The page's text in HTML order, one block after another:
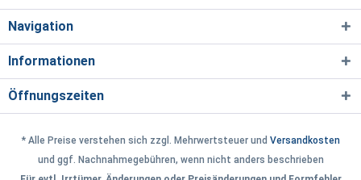
Navigation
Informationen
Öffnungszeiten
* Alle Preise verstehen sich zzgl. Mehrwertsteuer und Versandkosten
und ggf. Nachnahmegebühren, wenn nicht anders beschrieben